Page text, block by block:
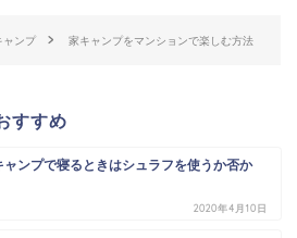
ャンプ 家キャンプをマンションで楽しむ方法
すすめ
ャンプで寝るときはシュラフを使うか否か
2020年4月10日